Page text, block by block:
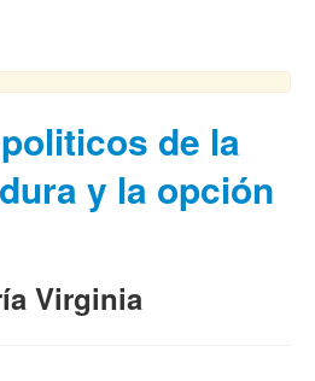
de la
y la opción
Virginia